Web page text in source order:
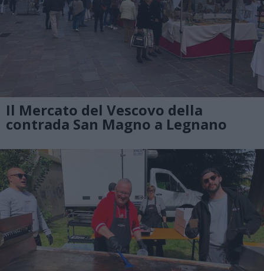
Il Mercato del Vescovo della
contrada San Magno a Legnano